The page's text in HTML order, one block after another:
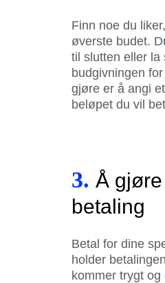
Finn noe du
øverste budet.
til slutten eller la
budgivningen
gjøre er å angi
beløpet du vil
3. Å
betaling
Betal for dine
holder
kommer trygt